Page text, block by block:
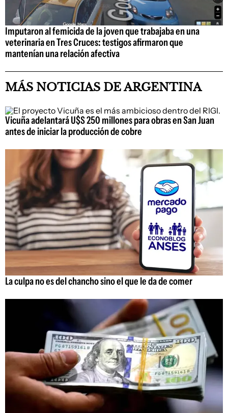
Imputaron al femicida de la joven que trabajaba en una
veterinaria en Tres Cruces: testigos afirmaron que
mantenían una relación afectiva
MÁS NOTICIAS DE ARGENTINA
Vicuña adelantará U$S 250 millones para obras en San Juan
antes de iniciar la producción de cobre
La culpa no es del chancho sino el que le da de comer